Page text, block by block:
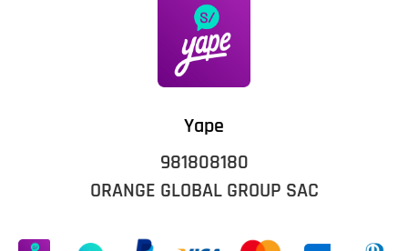
Yape
981808180
ORANGE GLOBAL GROUP SAC